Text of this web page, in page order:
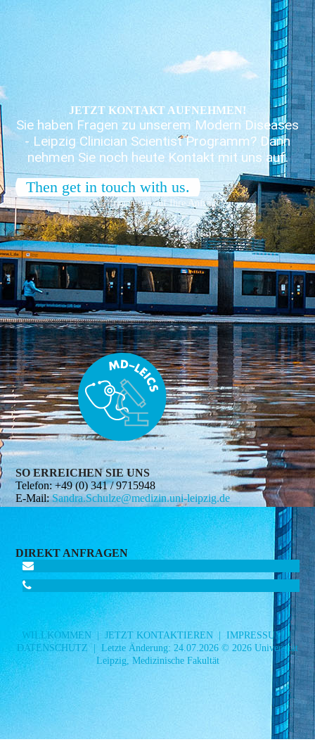
JETZT KONTAKT AUFNEHMEN!
Sie haben Fragen zu unserem Modern Diseases
- Leipzig Clinician Scientist Programm? Dann
nehmen Sie noch heute Kontakt mit uns auf.
Then get in touch with us.
Wir freuen uns auf Ihre Anfrage!
SO ERREICHEN SIE UNS
Telefon:+49 (0) 341 / 9715948
E-Mail: Sandra.Schulze@medizin.uni-leipzig.de
DIREKT ANFRAGEN
WILLKOMMEN| JETZT KONTAKTIEREN| IMPRESSUM |
DATENSCHUTZ | Letzte Änderung: 24.07.2026 © 2026 Universität
Leipzig, Medizinische Fakultät